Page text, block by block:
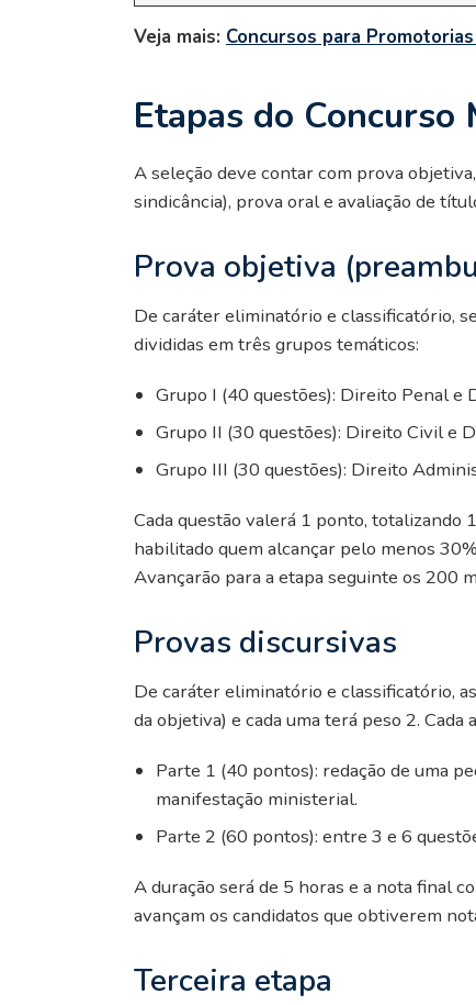
Veja mais: Concursos para
Etapas do
A seleção deve contar com prova
sindicância), prova oral e avaliação de
Prova objetiva
De caráter eliminatório e classificatório,
divididas em três grupos temáticos:
Grupo I (40 questões): Direito Penal e
Grupo II (30 questões): Direito Civil e
Grupo III (30 questões): Direito
Cada questão valerá 1 ponto, totalizando
habilitado quem alcançar pelo menos
Avançarão para a etapa seguinte os 200
Provas discursivas
De caráter eliminatório e classificatório,
da objetiva) e cada uma terá peso 2.
Parte 1 (40 pontos): redação de uma
manifestação ministerial.
Parte 2 (60 pontos): entre 3 e 6
A duração será de 5 horas e a nota final
avançam os candidatos que obtiverem
Terceira etapa